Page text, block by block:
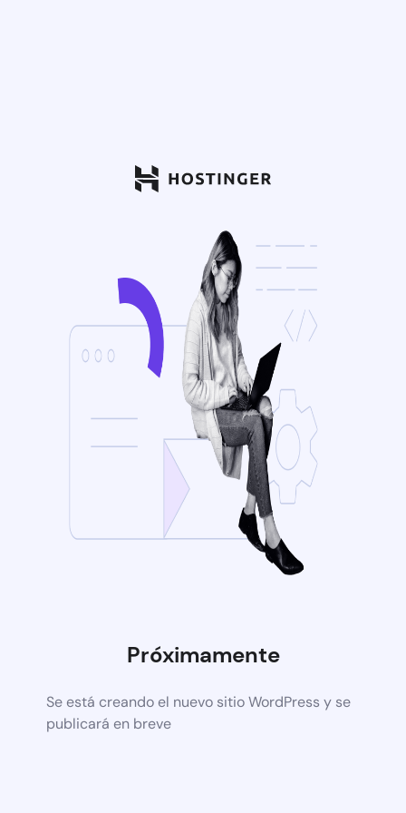
Próximamente
Se está creando el nuevo sitio WordPress y se
publicará en breve